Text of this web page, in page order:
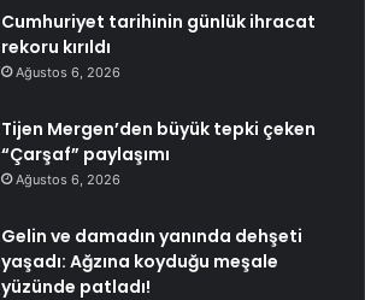
Cumhuriyet tarihinin günlük ihracat
rekoru kırıldı
Ağustos 6, 2026
Tijen Mergen’den büyük tepki çeken
“Çarşaf” paylaşımı
Ağustos 6, 2026
Gelin ve damadın yanında dehşeti
yaşadı: Ağzına koyduğu meşale
yüzünde patladı!